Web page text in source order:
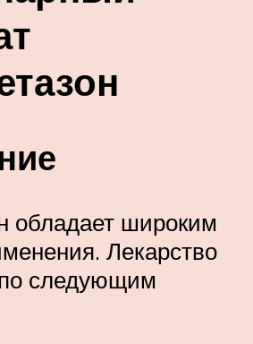
обладает широким
Лекарство
следующим